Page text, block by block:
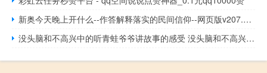
新奥今天晚上开什么--作答解释落实的民间信仰--网页版v207.480
没头脑和不高兴中的听青蛙爷爷讲故事的感受 没头脑和不高兴故事